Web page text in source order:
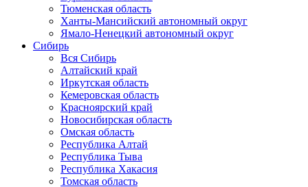
Тюменская область
Ханты-Мансийский автономный округ
Ямало-Ненецкий автономный округ
Сибирь
Вся Сибирь
Алтайский край
Иркутская область
Кемеровская область
Красноярский край
Новосибирская область
Омская область
Республика Алтай
Республика Тыва
Республика Хакасия
Томская область